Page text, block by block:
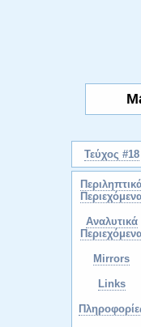
Τεύχος #18
Αναλυτικά
Mirrors
Links